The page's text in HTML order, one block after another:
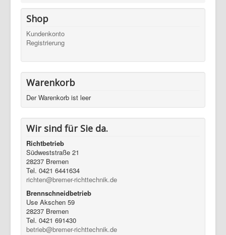
Name*
Nachricht
Shop
Kundenkonto
Registrierung
Warenkorb
Der Warenkorb ist leer
Wir sind für Sie da.
Richtbetrieb
Südweststraße 21
28237 Bremen
Tel. 0421 6441634
richten@bremer-richttechnik.de
Brennschneidbetrieb
Use Akschen 59
28237 Bremen
Tel. 0421 691430
betrieb@bremer-richttechnik.de